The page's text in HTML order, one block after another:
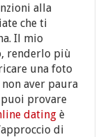
alla
che ti
Il mio
renderlo più
una foto
aver paura
puoi provare
dating è
di